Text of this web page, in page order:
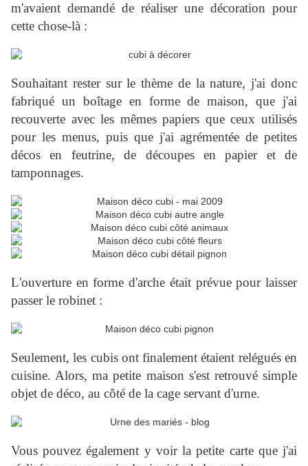
m'avaient demandé de réaliser une décoration pour
cette chose-là :
Souhaitant rester sur le thème de la nature, j'ai donc
fabriqué un boîtage en forme de maison, que j'ai
recouverte avec les mêmes papiers que ceux utilisés
pour les menus, puis que j'ai agrémentée de petites
décos en feutrine, de découpes en papier et de
tamponnages.
L'ouverture en forme d'arche était prévue pour laisser
passer le robinet :
Seulement, les cubis ont finalement étaient relégués en
cuisine. Alors, ma petite maison s'est retrouvé simple
objet de déco, au côté de la cage servant d'urne.
Vous pouvez également y voir la petite carte que j'ai